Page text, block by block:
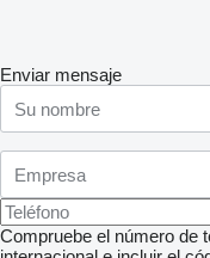
Enviar mensaje
Compruebe el número de